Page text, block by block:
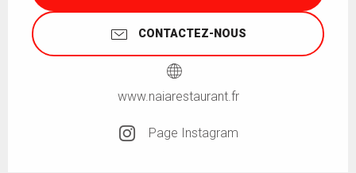
CONTACTEZ-NOUS
www.naiarestaurant.fr
Page Instagram